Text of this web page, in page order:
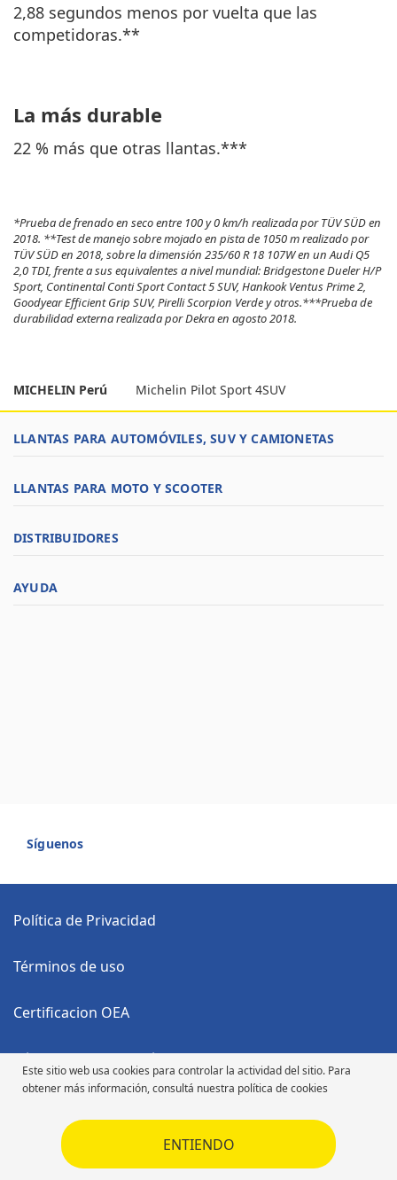
Este sitio web usa cookies para controlar la actividad del sitio. Para
obtener más información, consultá nuestra política de cookies
ENTIENDO
2,88 segundos menos por vuelta que las
competidoras.**
La más durable
22 % más que otras llantas.***
*Prueba de frenado en seco entre 100 y 0 km/h realizada por TÜV SÜD en
2018. **Test de manejo sobre mojado en pista de 1050 m realizado por
TÜV SÜD en 2018, sobre la dimensión 235/60 R 18 107W en un Audi Q5
2,0 TDI, frente a sus equivalentes a nivel mundial: Bridgestone Dueler H/P
Sport, Continental Conti Sport Contact 5 SUV, Hankook Ventus Prime 2,
Goodyear Efficient Grip SUV, Pirelli Scorpion Verde y otros.***Prueba de
durabilidad externa realizada por Dekra en agosto 2018.
MICHELIN Perú Michelin Pilot Sport 4SUV
LLANTAS PARA AUTOMÓVILES, SUV Y CAMIONETAS
LLANTAS PARA MOTO Y SCOOTER
DISTRIBUIDORES
AYUDA
Síguenos
Política de Privacidad
Términos de uso
Certificacion OEA
Código Anticorrupción
Código de Ética